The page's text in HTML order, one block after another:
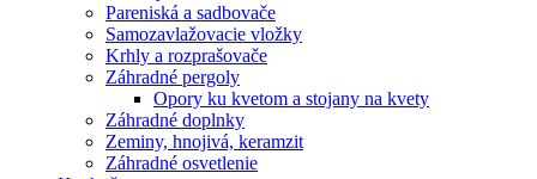
Pareniská a sadbovače
Samozavlažovacie vložky
Krhly a rozprašovače
Záhradné pergoly
Opory ku kvetom a stojany na kvety
Záhradné doplnky
Zeminy, hnojivá, keramzit
Záhradné osvetlenie